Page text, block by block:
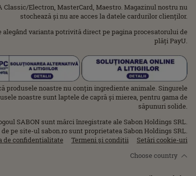
Electron, MasterCard, Maestro. Magazinul nostru nu
stochează și nu are acces la datele cardurilor clienților.
varianta potrivită direct pe pagina procesatorului de
plăți PayU.
produsele noastre nu conțin ingrediente animale. Singurele
noastre sunt laptele de capră și mierea, pentru gama de
săpunuri solide.
SABON sunt mărci înregistrate ale Sabon Holdings SRL.
pe site-ul sabon.ro sunt proprietatea Sabon Holdings SRL.
de confidenţialitate
Termeni şi condiţii
Setări cookie-uri
Choose country